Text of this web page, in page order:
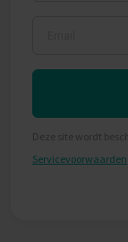
Deze site wordt
Servicevoorwaarden